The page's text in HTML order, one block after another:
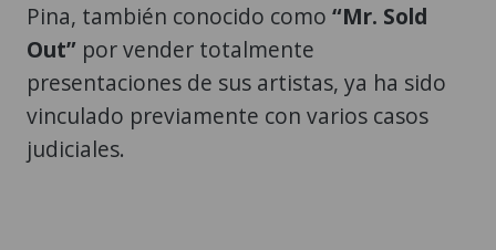
Pina, también conocido como “Mr. Sold
Out” por vender totalmente
presentaciones de sus artistas, ya ha sido
vinculado previamente con varios casos
judiciales.